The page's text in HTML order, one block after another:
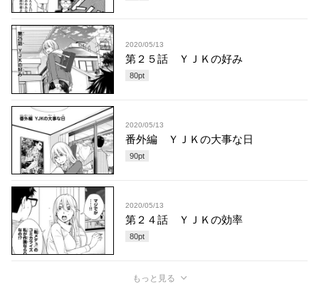
2020/05/13
第２５話 ＹＪＫの好み
80pt
2020/05/13
番外編 ＹＪＫの大事な日
90pt
2020/05/13
第２４話 ＹＪＫの効率
80pt
もっと見る